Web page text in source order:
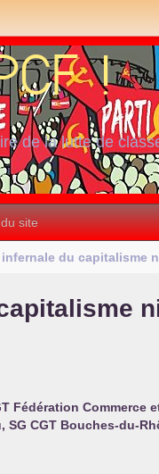
de la lutte de
site
du capitalisme
Fédération Commerce
SG CGT Bouches-du-